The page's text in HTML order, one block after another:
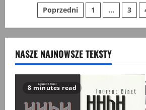
na
youtube
Stronicowanie
wpisów
Poprzedni 1 … 3
NASZE NAJNOWSZE TEKSTY
8 minutes read